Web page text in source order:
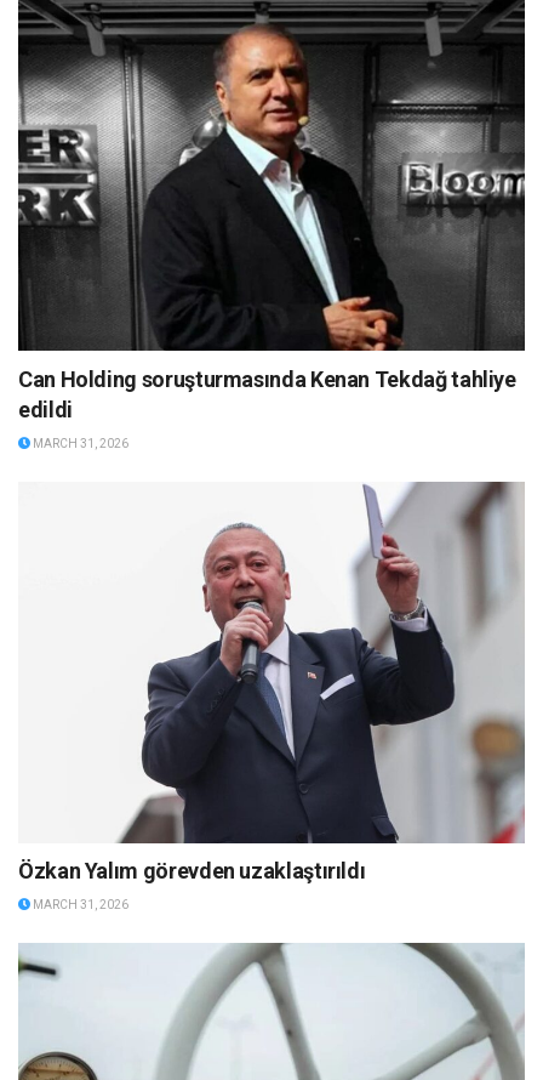
Can Holding soruşturmasında Kenan Tekdağ tahliye
edildi
MARCH 31, 2026
Özkan Yalım görevden uzaklaştırıldı
MARCH 31, 2026